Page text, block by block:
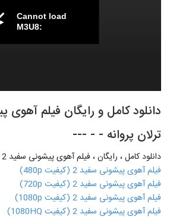
Cannot load
M3U8:
ترلان پروانه - - ---
دانلود کامل ، رایگان ، فیلم آهوی پیشونی سفید 2 ، ترلان پروانه
فیلم آهوی پیشونی سفید 2 (کیفیت 480p)
فیلم آهوی پیشونی سفید 2 (کیفیت 720p)
فیلم آهوی پیشونی سفید 2 (کیفیت 1080p)
فیلم آهوی پیشونی سفید 2 (کیفیت 1080HQ)